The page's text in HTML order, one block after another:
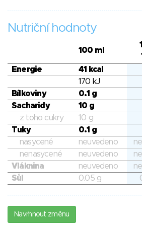
Nutriční hodnoty
100 ml
Energie 41 kcal
170 kJ
Bílkoviny
0.1 g
Sacharidy
10 g
z toho cukry
10 g
Tuky
0.1 g
nasycené
neuvedeno
nenasycené
neuvedeno
Vláknina
neuvedeno
Sůl
0.05 g
Navrhnout změnu